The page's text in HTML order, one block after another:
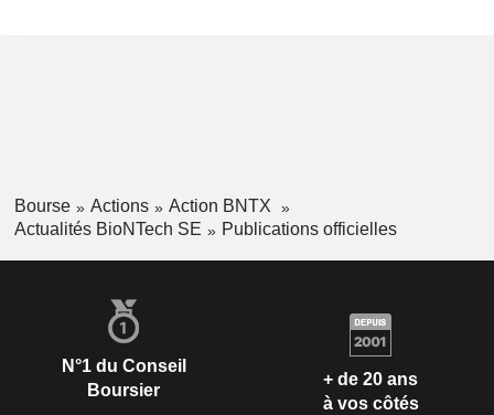
Bourse Actions
Action BNTX
Actualités BioNTech SE
Publications officielles
N°1 du Conseil
Boursier
+ de 20 ans
à vos côtés